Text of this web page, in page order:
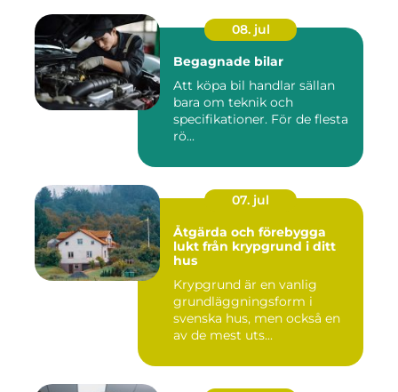
08. jul
Begagnade bilar
Att köpa bil handlar sällan
bara om teknik och
specifikationer. För de flesta
rö...
07. jul
Åtgärda och förebygga
lukt från krypgrund i ditt
hus
Krypgrund är en vanlig
grundläggningsform i
svenska hus, men också en
av de mest uts...